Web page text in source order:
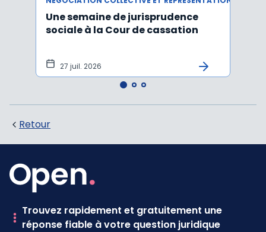
Une semaine de jurisprudence
sociale à la Cour de cassation
27 juil. 2026
Retour
Trouvez rapidement et gratuitement une
réponse fiable à votre question juridique